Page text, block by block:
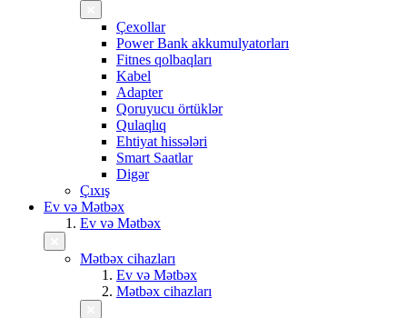
Çexollar
Power Bank akkumulyatorları
Fitnes qolbaqları
Kabel
Adapter
Qoruyucu örtüklər
Qulaqlıq
Ehtiyat hissələri
Smart Saatlar
Digər
Çıxış
Ev və Mətbəx
Ev və Mətbəx
Mətbəx cihazları
Ev və Mətbəx
Mətbəx cihazları